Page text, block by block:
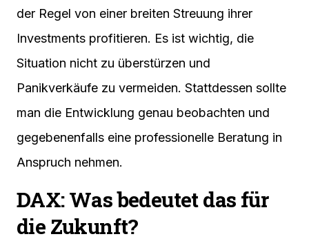
der Regel von einer breiten Streuung ihrer
Investments profitieren. Es ist wichtig, die
Situation nicht zu überstürzen und
Panikverkäufe zu vermeiden. Stattdessen sollte
man die Entwicklung genau beobachten und
gegebenenfalls eine professionelle Beratung in
Anspruch nehmen.
DAX: Was bedeutet das für
die Zukunft?